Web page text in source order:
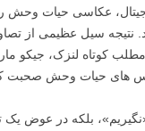
عکاسی حیات وحش
سیل عظیمی از
کوتاه لنزک، جیکو
های حیات وحش صحبت
بلکه در عوض یک